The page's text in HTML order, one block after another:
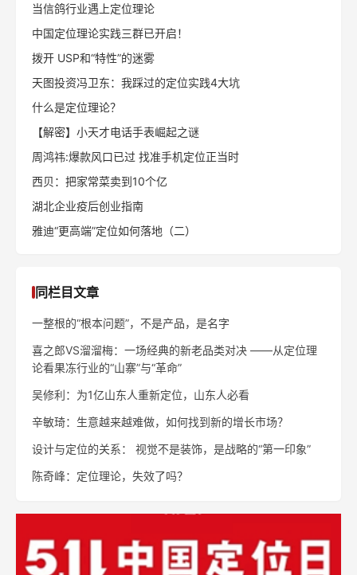
当信鸽行业遇上定位理论
中国定位理论实践三群已开启！
拨开 USP和“特性”的迷雾
天图投资冯卫东：我踩过的定位实践4大坑
什么是定位理论？
【解密】小天才电话手表崛起之谜
周鸿祎:爆款风口已过 找准手机定位正当时
西贝：把家常菜卖到10个亿
湖北企业疫后创业指南
雅迪“更高端”定位如何落地（二）
同栏目文章
一整根的“根本问题”，不是产品，是名字
喜之郎VS溜溜梅：一场经典的新老品类对决 ——从定位理
论看果冻行业的“山寨”与“革命”
吴修利：为1亿山东人重新定位，山东人必看
辛敏琦：生意越来越难做，如何找到新的增长市场？
设计与定位的关系： 视觉不是装饰，是战略的“第一印象”
陈奇峰：定位理论，失效了吗？